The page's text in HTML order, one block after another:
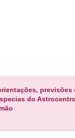
previsões
do